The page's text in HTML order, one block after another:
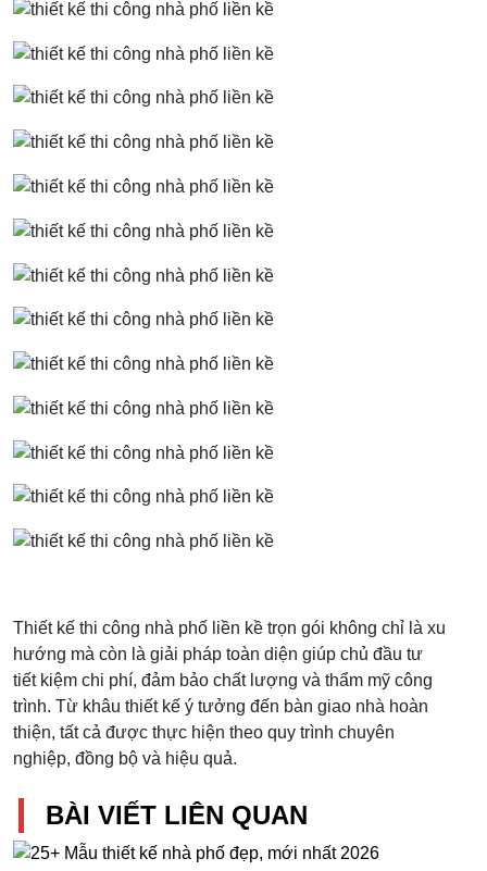
Thiết kế thi công nhà phố liền kề trọn gói không chỉ là xu
hướng mà còn là giải pháp toàn diện giúp chủ đầu tư
tiết kiệm chi phí, đảm bảo chất lượng và thẩm mỹ công
trình. Từ khâu thiết kế ý tưởng đến bàn giao nhà hoàn
thiện, tất cả được thực hiện theo quy trình chuyên
nghiệp, đồng bộ và hiệu quả.
BÀI VIẾT LIÊN QUAN